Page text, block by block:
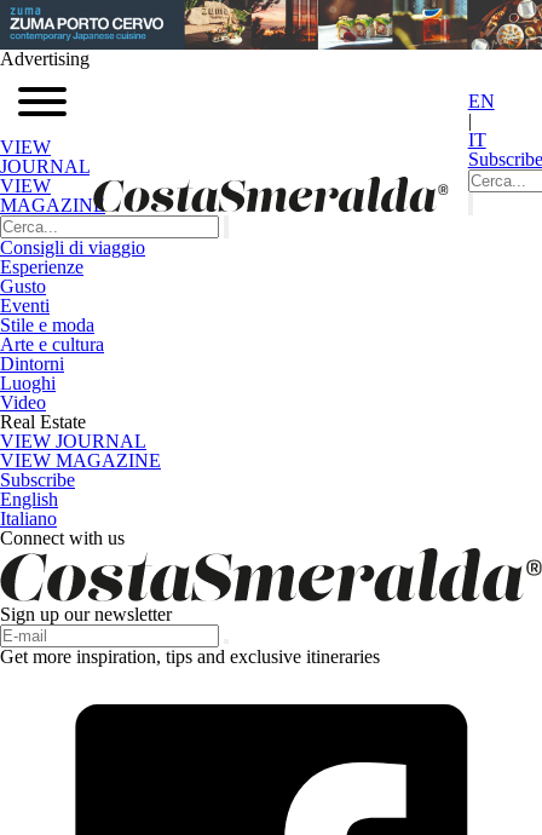
Advertising
VIEW
JOURNAL
VIEW
MAGAZINE
EN
|
IT
Subscribe
Consigli di viaggio
Esperienze
Gusto
Eventi
Stile e moda
Arte e cultura
Dintorni
Luoghi
Video
Real Estate
VIEW JOURNAL
VIEW MAGAZINE
Subscribe
English
Italiano
Connect with us
Sign up our newsletter
Get more inspiration, tips and exclusive itineraries